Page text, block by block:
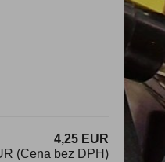
4,25 EUR
(Cena bez DPH)